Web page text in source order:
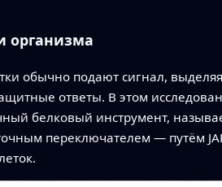
организма
обычно подают сигнал,
ответы. В этом
белковый инструмент,
переключателем — путём